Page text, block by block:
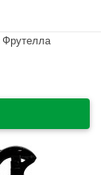
Фрутелла